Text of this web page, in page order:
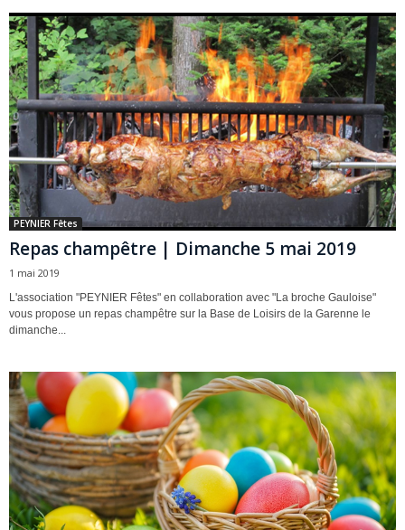
PEYNIER Fêtes
Repas champêtre | Dimanche 5 mai 2019
1 mai 2019
L'association "PEYNIER Fêtes" en collaboration avec "La broche Gauloise"
vous propose un repas champêtre sur la Base de Loisirs de la Garenne le
dimanche...